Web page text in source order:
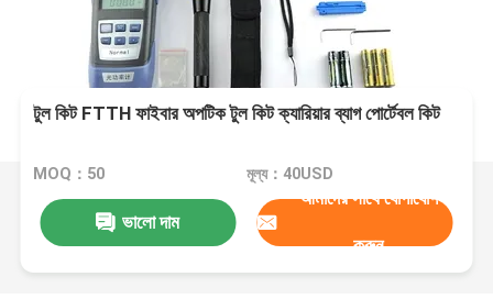
টুল কিট FTTH ফাইবার অপটিক টুল কিট ক্যারিয়ার ব্যাগ পোর্টেবল কিট
MOQ：50 মূল্য：40USD
ভালো দাম
আমাদের সাথে যোগাযোগ
করুন